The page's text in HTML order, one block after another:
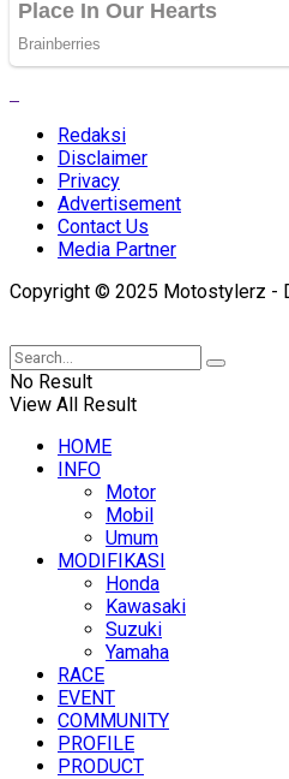
Redaksi
Disclaimer
Privacy
Advertisement
Contact Us
Media Partner
Copyright © 2025 Motostylerz -
No Result
View All Result
HOME
INFO
Motor
Mobil
Umum
MODIFIKASI
Honda
Kawasaki
Suzuki
Yamaha
RACE
EVENT
COMMUNITY
PROFILE
PRODUCT